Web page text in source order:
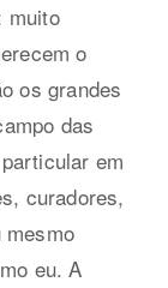
muito
o
os grandes
das
em
curadores,
eu. A